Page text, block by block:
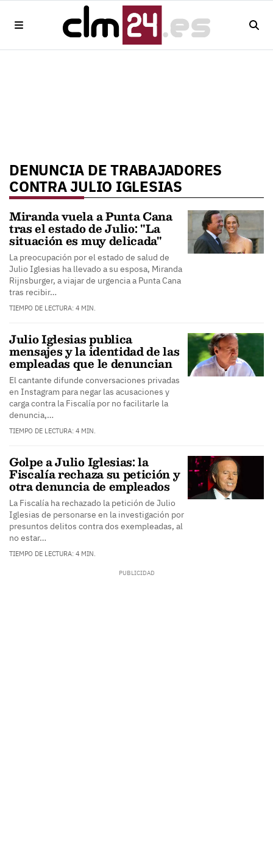
DENUNCIA DE TRABAJADORES
CONTRA JULIO IGLESIAS
Miranda vuela a Punta Cana
tras el estado de Julio: "La
situación es muy delicada"
La preocupación por el estado de salud de
Julio Iglesias ha llevado a su esposa, Miranda
Rijnsburger, a viajar de urgencia a Punta Cana
tras recibir…
TIEMPO DE LECTURA: 4 MIN.
Julio Iglesias publica
mensajes y la identidad de las
empleadas que le denuncian
El cantante difunde conversaciones privadas
en Instagram para negar las acusaciones y
carga contra la Fiscalía por no facilitarle la
denuncia,…
TIEMPO DE LECTURA: 4 MIN.
Golpe a Julio Iglesias: la
Fiscalía rechaza su petición y
otra denuncia de empleados
La Fiscalía ha rechazado la petición de Julio
Iglesias de personarse en la investigación por
presuntos delitos contra dos exempleadas, al
no estar…
TIEMPO DE LECTURA: 4 MIN.